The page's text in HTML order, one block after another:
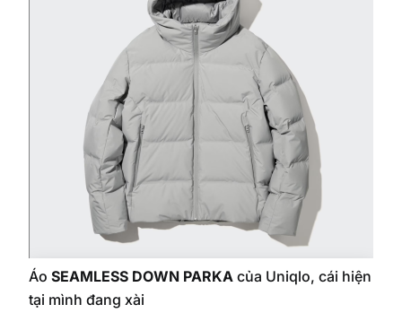
Áo SEAMLESS DOWN PARKA của Uniqlo, cái hiện
tại mình đang xài